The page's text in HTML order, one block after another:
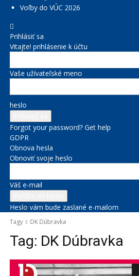
Voľby do VÚC 2026
Prihlásiť sa
Vitajte! prihlásenie k účtu
Vaše užívateľské meno
heslo
Forgot your password? Get help
GDPR
Obnova hesla
Obnoviť svoje heslo
Váš e-mail
Heslo vám bude zaslané e-mailom
Tagy DK Dúbravka
Tag: DK Dúbravka